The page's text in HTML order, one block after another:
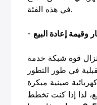
في هذه الفئة.
- وقيمة إعادة البيع
في طور التطور
صينية مبكرة
لذا إذا كنت تخطط